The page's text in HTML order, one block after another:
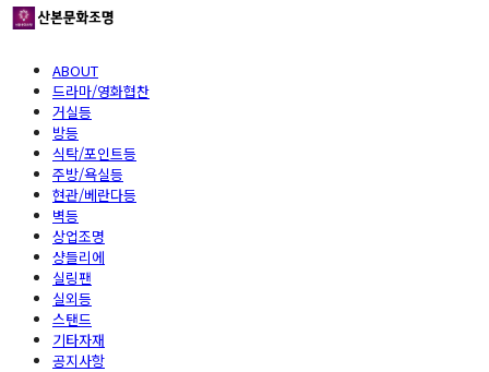
ABOUT
드라마/영화협찬
거실등
방등
식탁/포인트등
주방/욕실등
현관/베란다등
벽등
상업조명
샹들리에
실링팬
실외등
스탠드
기타자재
공지사항